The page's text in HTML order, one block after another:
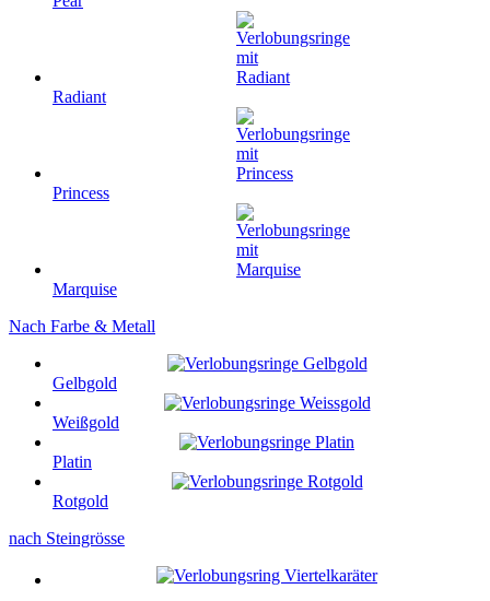
Radiant
Princess
Marquise
Nach Farbe & Metall
Gelbgold
Weißgold
Platin
Rotgold
nach Steingrösse